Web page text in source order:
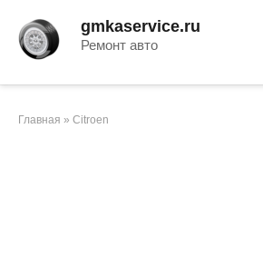
контенту
gmkaservice.ru
Ремонт авто
Главная » Citroen